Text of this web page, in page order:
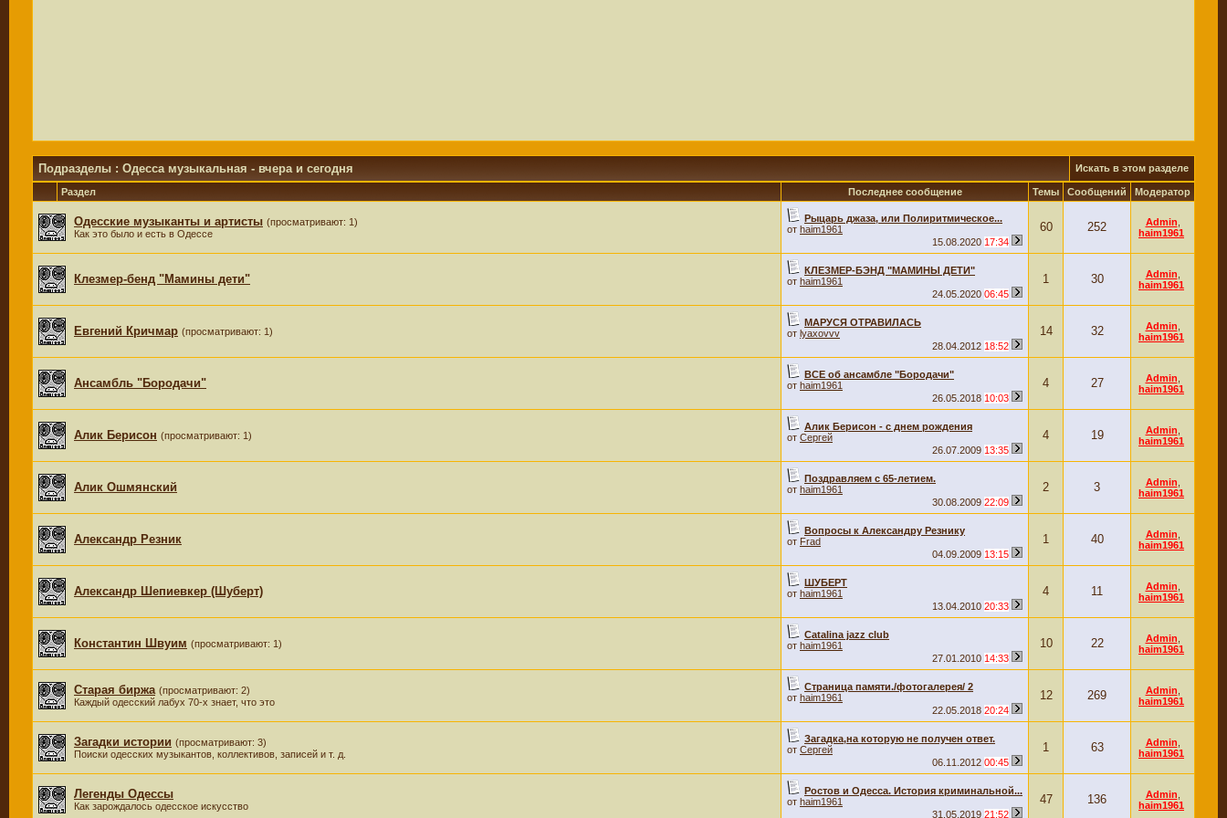
Подразделы : Одесса музыкальная - вчера и сегодня Искать в этом разделе
Раздел Последнее сообщение Темы Сообщений Модератор
Одесские музыканты и артисты (просматривают: 1)
Как это было и есть в Одессе
Рыцарь джаза, или Полиритмическое...
от haim1961
15.08.2020 17:34
60 252 Admin
haim1961
Клезмер-бенд "Мамины дети"
КЛЕЗМЕР-БЭНД "МАМИНЫ ДЕТИ"
от haim1961
24.05.2020 06:45
1 30 Admin
haim1961
Евгений Кричмар (просматривают: 1)
МАРУСЯ ОТРАВИЛАСЬ
от lyaxovvv
28.04.2012 18:52
14 32 Admin
haim1961
Ансамбль "Бородачи"
ВСЕ об ансамбле "Бородачи"
от haim1961
26.05.2018 10:03
4 27 Admin
haim1961
Алик Берисон (просматривают: 1)
Алик Берисон - с днем рождения
от Сергей
26.07.2009 13:35
4 19 Admin
haim1961
Алик Ошмянский
Поздравляем с 65-летием.
от haim1961
30.08.2009 22:09
2 3 Admin
haim1961
Александр Резник
Вопросы к Александру Резнику
от Frad
04.09.2009 13:15
1 40 Admin
haim1961
Александр Шепиевкер (Шуберт)
ШУБЕРТ
от haim1961
13.04.2010 20:33
4 11 Admin
haim1961
Константин Швуим (просматривают: 1)
Catalina jazz club
от haim1961
27.01.2010 14:33
10 22 Admin
haim1961
Старая биржа (просматривают: 2)
Каждый одесский лабух 70-х знает, что это
Страница памяти./фотогалерея/ 2
от haim1961
22.05.2018 20:24
12 269 Admin
haim1961
Загадки истории (просматривают: 3)
Поиски одесских музыкантов, коллективов, записей и т. д.
Загадка,на которую не получен ответ.
от Сергей
06.11.2012 00:45
1 63 Admin
haim1961
Легенды Одессы
Как зарождалось одесское искусство
Ростов и Одесса. История криминальной...
от haim1961
31.05.2019 21:52
47 136 Admin
haim1961